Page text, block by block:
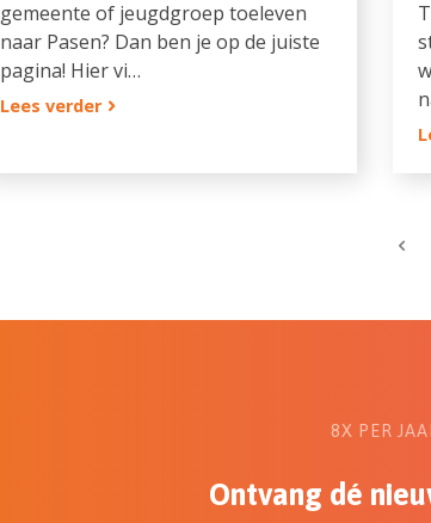
gemeente of jeugdgroep toeleven
naar Pasen? Dan ben je op de juiste
pagina! Hier vi…
Lees verder
8X PER
Ontvang dé